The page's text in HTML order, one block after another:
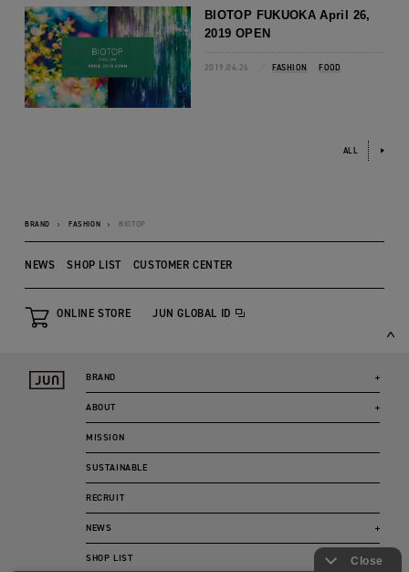
BIOTOP FUKUOKA April 26,
2019 OPEN
2019.04.26 FASHION FOOD
ALL
BRAND FASHION BIOTOP
NEWS SHOP LIST CUSTOMER CENTER
JUN GLOBAL ID
ONLINE STORE
BRAND
ABOUT
MISSION
SUSTAINABLE
RECRUIT
NEWS
SHOP LIST